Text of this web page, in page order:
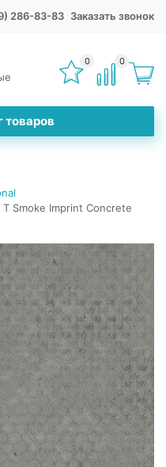
286-83-83 Заказать звонок
товаров
0 0
Smoke Imprint Concrete